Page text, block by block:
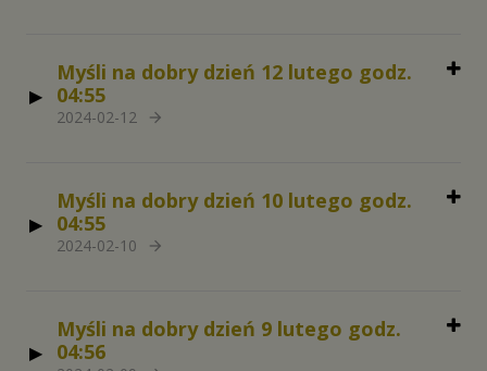
Myśli na dobry dzień 12 lutego godz.
04:55
2024-02-12 arrow_forward
Myśli na dobry dzień 10 lutego godz.
04:55
2024-02-10 arrow_forward
Myśli na dobry dzień 9 lutego godz.
04:56